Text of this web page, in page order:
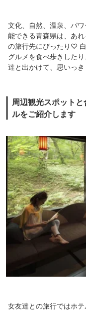
文化、自然、温泉、パ
能できる青森県は、あ
の旅行先にぴったり♡
グルメを食べ歩きした
達と出かけて、思いっ
周辺観光スポット
ルをご紹介します
女友達との旅行ではホ